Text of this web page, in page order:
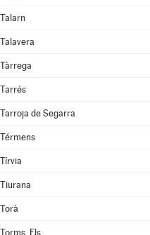
Talarn
Talavera
Tàrrega
Tarrés
Tarroja de Segarra
Térmens
Tírvia
Tiurana
Torà
Torms, Els